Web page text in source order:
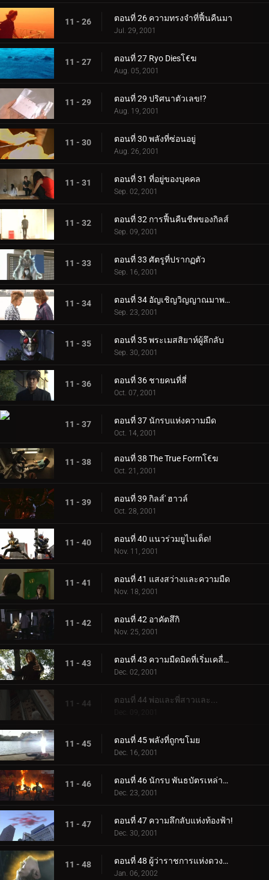
11 - 26 ตอนที่ 26 ความทรงจำที่ฟื้นคืนมา
Jul. 29, 2001
11 - 27 ตอนที่ 27 Ryo Diesโ€ฆ
Aug. 05, 2001
11 - 29 ตอนที่ 29 ปริศนาตัวเลข!?
Aug. 19, 2001
11 - 30 ตอนที่ 30 พลังที่ซ่อนอยู่
Aug. 26, 2001
11 - 31 ตอนที่ 31 ที่อยู่ของบุคคล
Sep. 02, 2001
11 - 32 ตอนที่ 32 การฟื้นคืนชีพของกิลส์
Sep. 09, 2001
11 - 33 ตอนที่ 33 ศัตรูที่ปรากฏตัว
Sep. 16, 2001
11 - 34 ตอนที่ 34 อัญเชิญวิญญาณมาพบกัน
Sep. 23, 2001
11 - 35 ตอนที่ 35 พระเมสสิยาห์ผู้ลึกลับ
Sep. 30, 2001
11 - 36 ตอนที่ 36 ชายคนที่สี่
Oct. 07, 2001
11 - 37 ตอนที่ 37 นักรบแห่งความมืด
Oct. 14, 2001
11 - 38 ตอนที่ 38 The True Formโ€ฆ
Oct. 21, 2001
11 - 39 ตอนที่ 39 กิลส์' ฮาวล์
Oct. 28, 2001
11 - 40 ตอนที่ 40 แนวร่วมยูไนเต็ด!
Nov. 11, 2001
11 - 41 ตอนที่ 41 แสงสว่างและความมืด
Nov. 18, 2001
11 - 42 ตอนที่ 42 อาคัตสึกิ
Nov. 25, 2001
11 - 43 ตอนที่ 43 ความมืดมิดที่เริ่มเคลื่อนไหว
Dec. 02, 2001
11 - 44 ตอนที่ 44 พ่อและพี่สาวและ...
Dec. 09, 2001
11 - 45 ตอนที่ 45 พลังที่ถูกขโมย
Dec. 16, 2001
11 - 46 ตอนที่ 46 นักรบ พันธบัตรเหล่านั้น
Dec. 23, 2001
11 - 47 ตอนที่ 47 ความลึกลับแห่งท้องฟ้า!
Dec. 30, 2001
11 - 48 ตอนที่ 48 ผู้ว่าราชการแห่งดวงดาว
Jan. 06, 2002